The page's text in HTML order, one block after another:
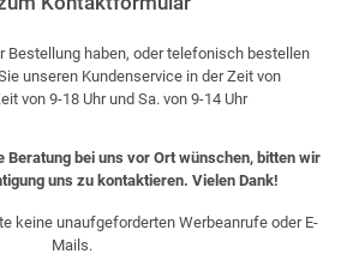
Bestellung haben, oder telefonisch bestellen
unseren Kundenservice in der Zeit von
von 9-18 Uhr und Sa. von 9-14 Uhr
Beratung bei uns vor Ort wünschen, bitten wir
uns zu kontaktieren. Vielen Dank!
keine unaufgeforderten Werbeanrufe oder E-
Mails.